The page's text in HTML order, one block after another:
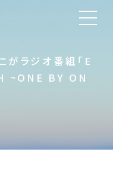
ラジオ番組「E
~ONE BY ON